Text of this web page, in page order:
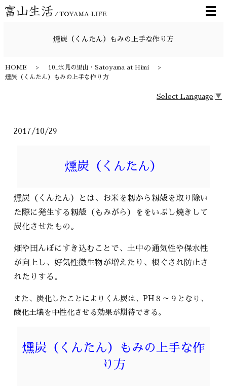
メ
燻炭（くんたん）もみの上手な作り方
HOME
10_氷見の里山・Satoyama at Himi
燻炭（くんたん）もみの上手な作り方
Select Language ▼
2017/10/29
燻炭（くんたん）
燻炭（くんたん）とは、お米を籾から籾殻を取り除い
た際に発生する籾殻（もみがら）ををいぶし焼きして
炭化させたもの。
畑や田んぼにすき込むことで、土中の通気性や保水性
が向上し、好気性微生物が増えたり、根ぐされ防止さ
れたりする。
また、炭化したことによりくん炭は、PH８～９となり、
酸化土壌を中性化させる効果が期待できる。
燻炭（くんたん）もみの上手な作
り方